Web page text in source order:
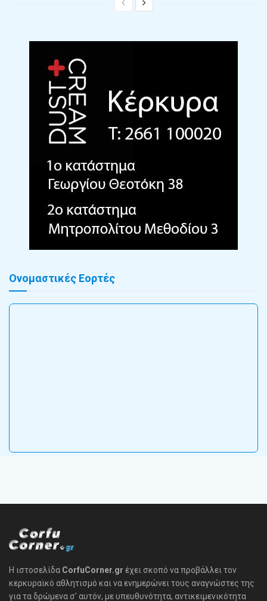
Ονομαστικές Εορτές
Η ιστοσελίδα CorfuCorner.gr έχει σκοπό να προβάλλει τον
κερκυραϊκό αθλητισμό και να ενημερώνει τους αναγνώστες της
για τα δρώμενα σ' αυτόν, με υπευθυνότητα, αντικειμενικότητα